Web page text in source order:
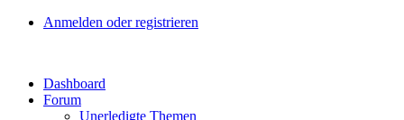
Anmelden oder registrieren
Dashboard
Forum
Unerledigte Themen